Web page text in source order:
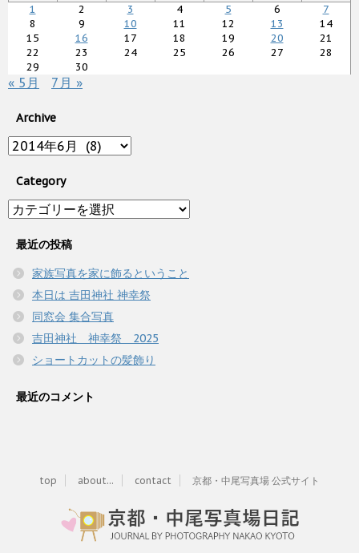
1 2 3 4 5 6
7
8
9 10 11 12 13
14
15
16 17 18 19 20
21
22
23 24 25 26 27
28
29
30
« 5月 7月 »
Archive
Archive
Category
Category
最近の投稿
家族写真を家に飾るということ
本日は 吉田神社 神幸祭
同窓会 集合写真
吉田神社 神幸祭 2025
ショートカットの髪飾り
最近のコメント
top about... contact 京都・中尾写真場 公式サイト